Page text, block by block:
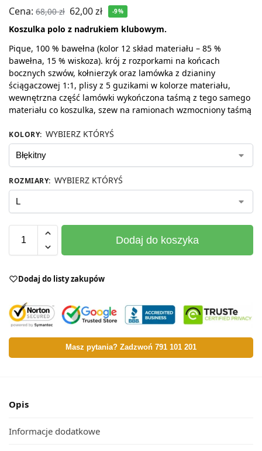
Cena: 68,00zł 62,00zł -9%
Koszulka polo z nadrukiem klubowym.
Pique, 100 % bawełna (kolor 12 skład materiału – 85 %
bawełna, 15 % wiskoza). krój z rozporkami na końcach
bocznych szwów, kołnierzyk oraz lamówka z dzianiny
ściągaczowej 1:1, plisy z 5 guzikami w kolorze materiału,
wewnętrzna część lamówki wykończona taśmą z tego samego
materiału co koszulka, szew na ramionach wzmocniony taśmą
KOLORY: WYBIERZ KTÓRYŚ
ROZMIARY: WYBIERZ KTÓRYŚ
Dodaj do koszyka
Dodaj do listy zakupów
Masz pytania? Zadzwoń 791 101 201
Opis
Informacje dodatkowe